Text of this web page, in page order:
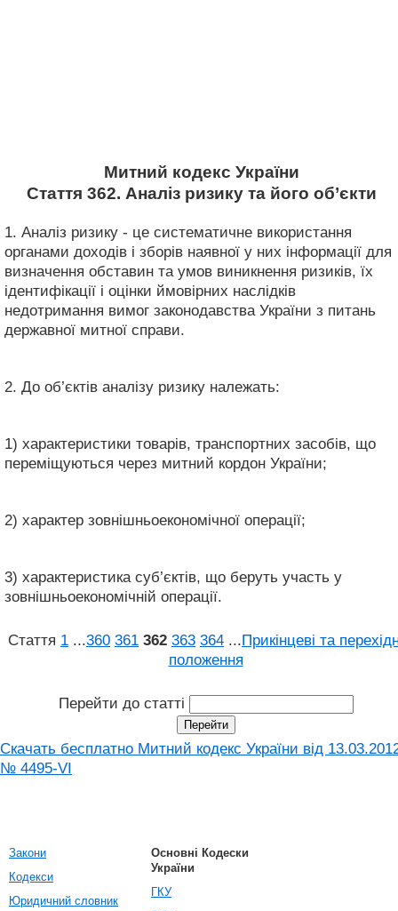
Митний кодекс України
Стаття 362. Аналіз ризику та його об’єкти
1. Аналіз ризику - це систематичне використання
органами доходів і зборів наявної у них інформації для
визначення обставин та умов виникнення ризиків, їх
ідентифікації і оцінки ймовірних наслідків
недотримання вимог законодавства України з питань
державної митної справи.
2. До об’єктів аналізу ризику належать:
1) характеристики товарів, транспортних засобів, що
переміщуються через митний кордон України;
2) характер зовнішньоекономічної операції;
3) характеристика суб’єктів, що беруть участь у
зовнішньоекономічній операції.
Стаття 1 ...360 361 362 363 364 ...Прикінцеві та
положення
Перейти до статті
Скачать бесплатно Митний кодекс України від
№ 4495-VI
Закони
Кодекси
Юридичний словник
Основні Кодески
України
ГКУ